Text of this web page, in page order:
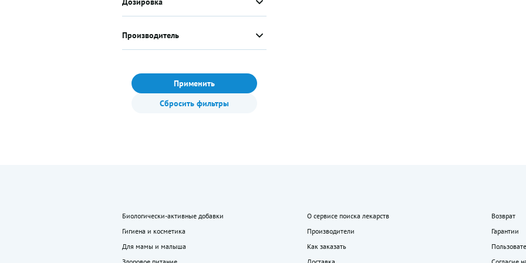
Производитель
Применить
Сбросить фильтры
Биологически-активные добавки
Гигиена и косметика
Для мамы и малыша
О сервисе поиска лекарств
Производители
Как заказать
Возврат
Гарантии